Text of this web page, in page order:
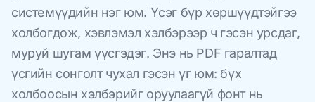
системүүдийн нэг юм. Үсэг бүр хөршүүдтэйгээ
холбогдож, хэвлэмэл хэлбэрээр ч гэсэн урсдаг,
муруй шугам үүсгэдэг. Энэ нь PDF гаралтад
үсгийн сонголт чухал гэсэн үг юм: бүх
холбоосын хэлбэрийг оруулаагүй фонт нь